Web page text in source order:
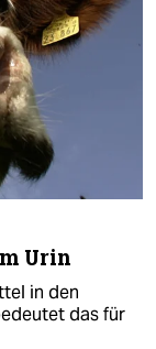
Urin
in den
das für